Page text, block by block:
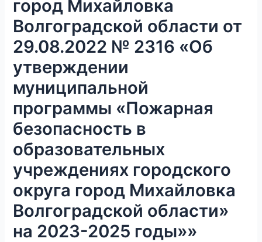
город Михайловка
Волгоградской области от
29.08.2022 № 2316 «Об
утверждении
муниципальной
программы «Пожарная
безопасность в
образовательных
учреждениях городского
округа город Михайловка
Волгоградской области»
на 2023-2025 годы»»